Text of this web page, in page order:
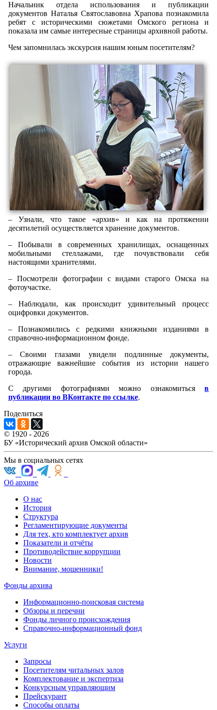
Начальник отдела использования и публикации
документов Наталья Святославовна Храпова познакомила
ребят с историческими сюжетами Омского региона и
показала им самые интересные страницы архивной работы.
Чем запомнилась экскурсия нашим юным посетителям?
– Узнали, что такое «архив» и как на протяжении
десятилетий осуществляется хранение документов.
– Побывали в современных хранилищах, оснащенных
мобильными стеллажами, где почувствовали себя
настоящими хранителями.
– Посмотрели фотографии с видами старого Омска на
фотоучастке.
– Наблюдали, как происходит удивительный процесс
оцифровки документов.
– Познакомились с редкими книжными изданиями в
справочно-информационном фонде.
– Своими глазами увидели подлинные документы,
отражающие важнейшие события из истории нашего
города.
С другими фотографиями можно ознакомитьсяв
публикации во ВКонтакте по ссылке.
Поделиться
© 1920 - 2026
БУ «Исторический архив Омской области»
Мы в социальных сетях
Об архиве
О нас
История
Структура
Регламентирующие документы
Для тех, кто комплектует архив
Показатели и отчёты
Противодействие коррупции
Новости
Внимание, мошенники!
Фонды архива
Информационно-поисковая система
Обзоры и перечни
Фонды личного происхождения
Справочно-информационный фонд
Услуги
Запросы
Посетителям читальных залов
Комплектование и экспертиза
Конкурсным управляющим
Прейскурант
Способы оплаты